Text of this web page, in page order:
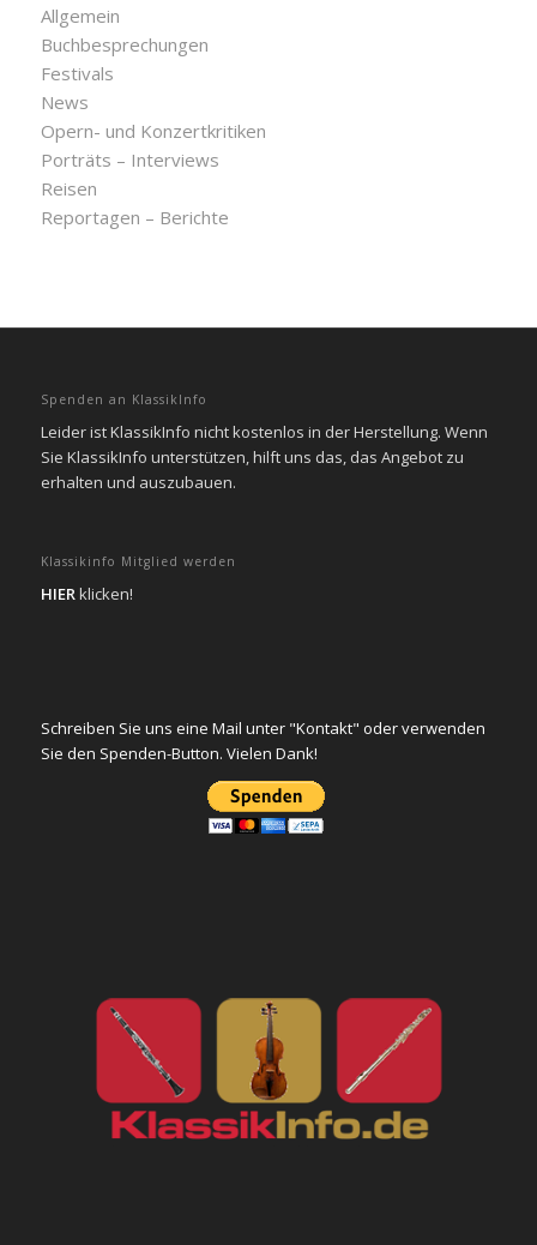
Allgemein
Buchbesprechungen
Festivals
News
Opern- und Konzertkritiken
Porträts – Interviews
Reisen
Reportagen – Berichte
Spenden an KlassikInfo
Leider ist KlassikInfo nicht kostenlos in der Herstellung. Wenn
Sie KlassikInfo unterstützen, hilft uns das, das Angebot zu
erhalten und auszubauen.
Klassikinfo Mitglied werden
HIERklicken!
Schreiben Sie uns eine Mail unter "Kontakt" oder verwenden
Sie den Spenden-Button. Vielen Dank!